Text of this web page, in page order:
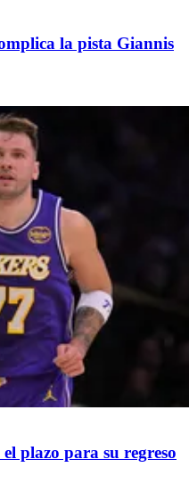
la pista Giannis
plazo para su regreso